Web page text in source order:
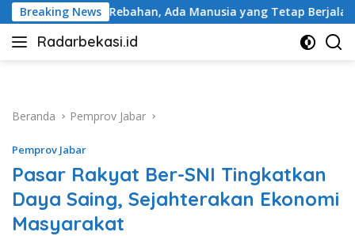
Langsung
ke
konten
Breaking News
Ada Manusia yang Tetap Berjalan BRI Peduli
Radarbekasi.id
Berita
Beranda
Pemprov Jabar
Pemprov Jabar
Pasar Rakyat Ber-SNI Tingkatkan
Daya Saing, Sejahterakan Ekonomi
Masyarakat